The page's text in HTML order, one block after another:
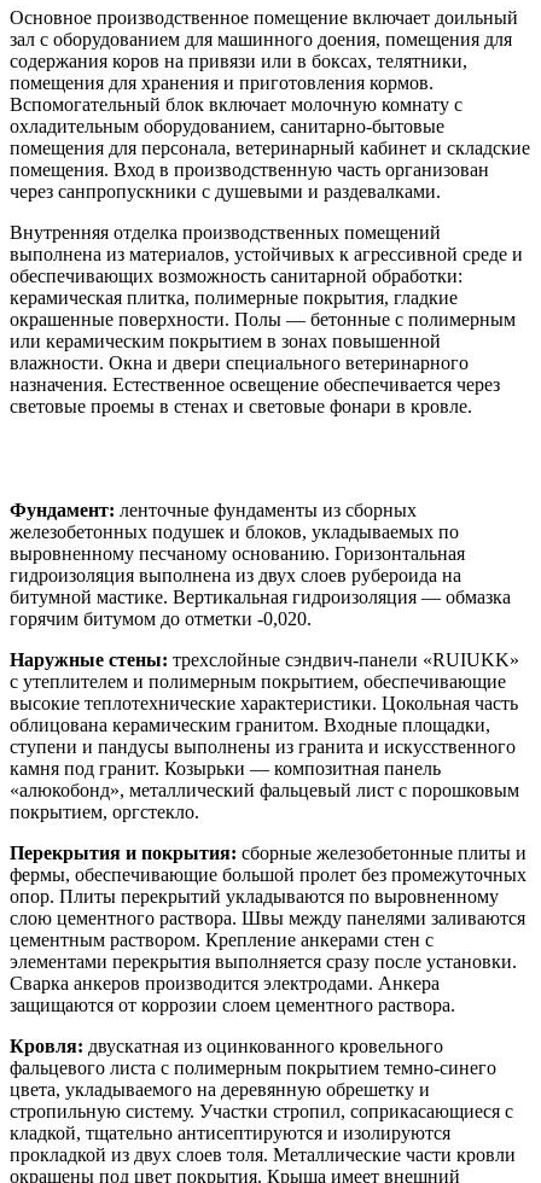
Основное производственное помещение включает доильный
зал с оборудованием для машинного доения, помещения для
содержания коров на привязи или в боксах, телятники,
помещения для хранения и приготовления кормов.
Вспомогательный блок включает молочную комнату с
охладительным оборудованием, санитарно-бытовые
помещения для персонала, ветеринарный кабинет и складские
помещения. Вход в производственную часть организован
через санпропускники с душевыми и раздевалками.
Внутренняя отделка производственных помещений
выполнена из материалов, устойчивых к агрессивной среде и
обеспечивающих возможность санитарной обработки:
керамическая плитка, полимерные покрытия, гладкие
окрашенные поверхности. Полы — бетонные с полимерным
или керамическим покрытием в зонах повышенной
влажности. Окна и двери специального ветеринарного
назначения. Естественное освещение обеспечивается через
световые проемы в стенах и световые фонари в кровле.
Фундамент: ленточные фундаменты из сборных
железобетонных подушек и блоков, укладываемых по
выровненному песчаному основанию. Горизонтальная
гидроизоляция выполнена из двух слоев рубероида на
битумной мастике. Вертикальная гидроизоляция — обмазка
горячим битумом до отметки -0,020.
Наружные стены: трехслойные сэндвич-панели «RUIUKK»
с утеплителем и полимерным покрытием, обеспечивающие
высокие теплотехнические характеристики. Цокольная часть
облицована керамическим гранитом. Входные площадки,
ступени и пандусы выполнены из гранита и искусственного
камня под гранит. Козырьки — композитная панель
«алюкобонд», металлический фальцевый лист с порошковым
покрытием, оргстекло.
Перекрытия и покрытия: сборные железобетонные плиты и
фермы, обеспечивающие большой пролет без промежуточных
опор. Плиты перекрытий укладываются по выровненному
слою цементного раствора. Швы между панелями заливаются
цементным раствором. Крепление анкерами стен с
элементами перекрытия выполняется сразу после установки.
Сварка анкеров производится электродами. Анкера
защищаются от коррозии слоем цементного раствора.
Кровля: двускатная из оцинкованного кровельного
фальцевого листа с полимерным покрытием темно-синего
цвета, укладываемого на деревянную обрешетку и
стропильную систему. Участки стропил, соприкасающиеся с
кладкой, тщательно антисептируются и изолируются
прокладкой из двух слоев толя. Металлические части кровли
окрашены под цвет покрытия. Крыша имеет внешний